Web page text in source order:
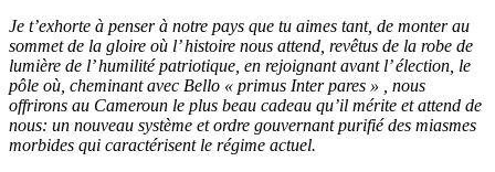
Je t’exhorte à penser à notre pays que tu aimes tant, de monter au
sommet de la gloire où l’ histoire nous attend, revêtus de la robe de
lumière de l’ humilité patriotique, en rejoignant avant l’ élection, le
pôle où, cheminant avec Bello « primus Inter pares » , nous
offrirons au Cameroun le plus beau cadeau qu’il mérite et attend de
nous: un nouveau système et ordre gouvernant purifié des miasmes
morbides qui caractérisent le régime actuel.